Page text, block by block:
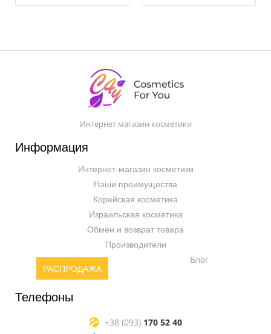
Интернет магазин косметики
Информация
Интернет-магазин косметики
Наши преимущества
Корейская косметика
Израильская косметика
Обмен и возврат товара
Производители
РАСПРОДАЖА
Блог
Телефоны
+38 (093) 170 52 40